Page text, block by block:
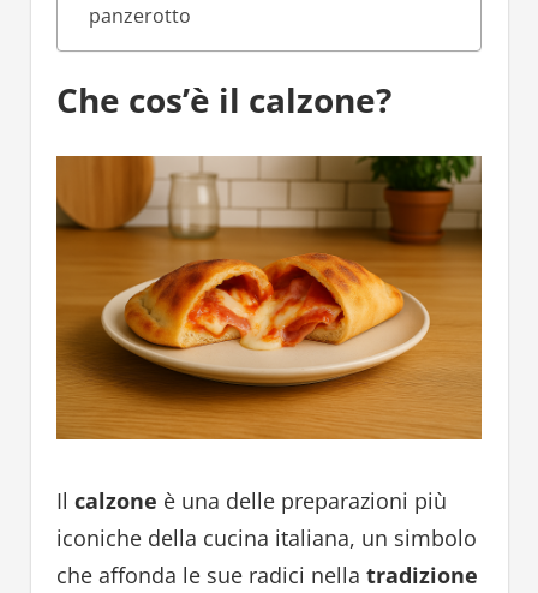
panzerotto
Che cos’è il calzone?
Il calzone è una delle preparazioni più
iconiche della cucina italiana, un simbolo
che affonda le sue radici nella tradizione